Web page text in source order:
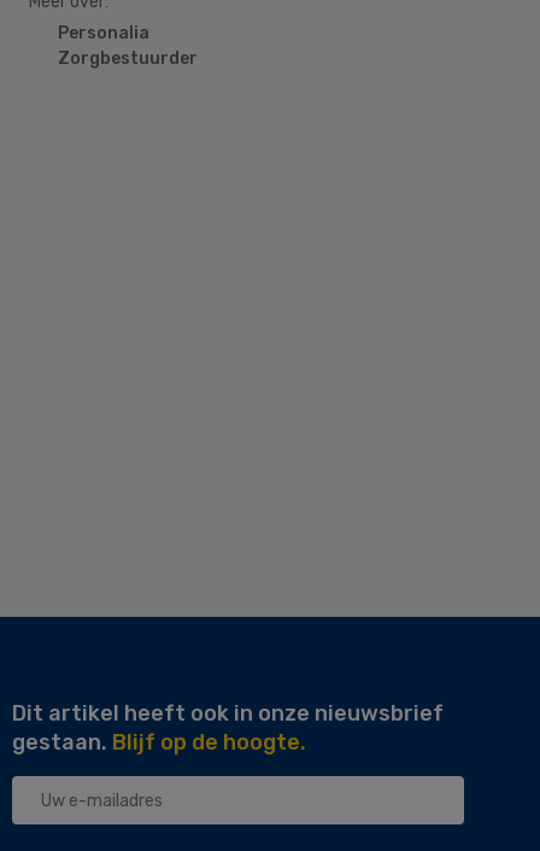
Personalia
Zorgbestuurder
Dit artikel heeft ook in onze nieuwsbrief
gestaan. Blijf op de hoogte.
Uw